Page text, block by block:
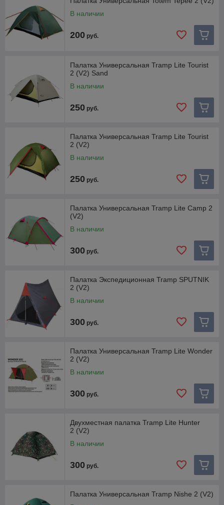
В наличии
200 руб.
Палатка Универсальная Tramp Lite Tourist
2 (V2) Sand
В наличии
250 руб.
Палатка Универсальная Tramp Lite Tourist
2 (V2)
В наличии
250 руб.
Палатка Универсальная Tramp Lite Camp 2
(V2)
В наличии
300 руб.
Палатка Экспедиционная Tramp SPUTNIK
2 (V2)
В наличии
300 руб.
Палатка Универсальная Tramp Lite Wonder
2 (V2)
В наличии
300 руб.
Двухместная палатка Tramp Lite Hunter
2 (V2)
В наличии
300 руб.
Палатка Универсальная Tramp Nishe 2 (V2)